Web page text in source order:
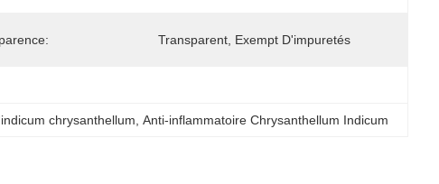
Transparent, Exempt D'impuretés
chrysanthellum Anti-inflammatoire Chrysanthellum Indicum